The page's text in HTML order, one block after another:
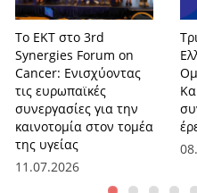
Το ΕΚΤ στο 3rd
Synergies Forum on
Cancer: Ενισχύοντας
τις ευρωπαϊκές
συνεργασίες για την
καινοτομία στον τομέα
της υγείας
11.07.2026